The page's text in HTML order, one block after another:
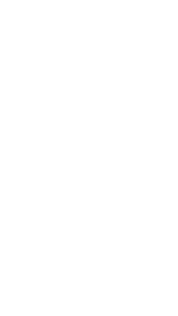
AFTEE先享後付」服務完成之
料，並將交易相關給付款項請
址：
或監護人之同意方可使用
起之損失，本公司不負相關責
別帳號之用戶狀況，依本公司
不足之情形，本公司將視審查
註冊。若發現惡意使用之情
戶之使用額度並採取法律行
費